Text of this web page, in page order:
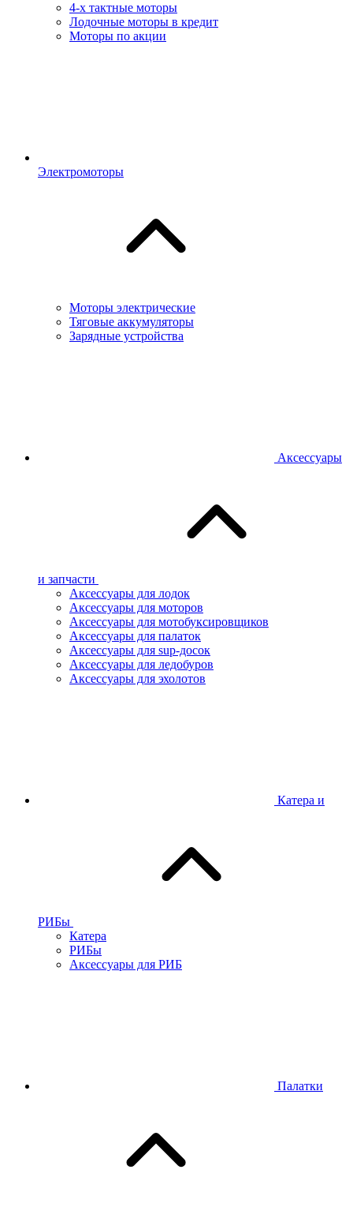
4-х тактные моторы
Лодочные моторы в кредит
Моторы по акции
Электромоторы
Моторы электрические
Тяговые аккумуляторы
Зарядные устройства
Аксессуары
и запчасти
Аксессуары для лодок
Аксессуары для моторов
Аксессуары для мотобуксировщиков
Аксессуары для палаток
Аксессуары для sup-досок
Аксессуары для ледобуров
Аксессуары для эхолотов
Катера и
РИБы
Катера
РИБы
Аксессуары для РИБ
Палатки